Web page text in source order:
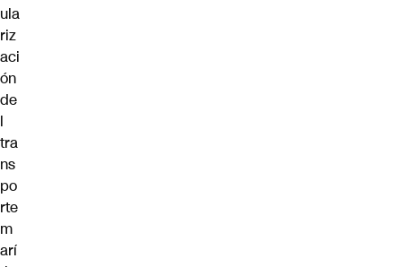
ula
riz
aci
ón
de
l
tra
ns
po
rte
m
arí